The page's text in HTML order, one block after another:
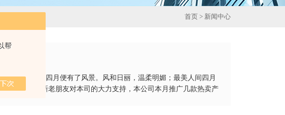
帮
首页 > 新闻中心
一次回眸，四月便有了风景。风和日丽，温柔明媚；最美人间四月
。为了回馈新老朋友对本司的大力支持，本公司本月推广几款热卖产